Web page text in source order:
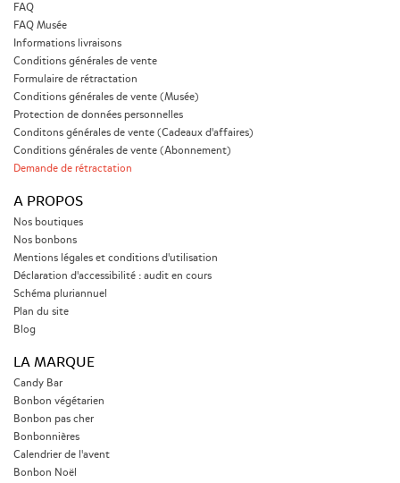
FAQ
FAQ Musée
Informations livraisons
Conditions générales de vente
Formulaire de rétractation
Conditions générales de vente (Musée)
Protection de données personnelles
Conditons générales de vente (Cadeaux d'affaires)
Conditions générales de vente (Abonnement)
Demande de rétractation
A PROPOS
Nos boutiques
Nos bonbons
Mentions légales et conditions d'utilisation
Déclaration d'accessibilité : audit en cours
Schéma pluriannuel
Plan du site
Blog
LA MARQUE
Candy Bar
Bonbon végétarien
Bonbon pas cher
Bonbonnières
Calendrier de l'avent
Bonbon Noël